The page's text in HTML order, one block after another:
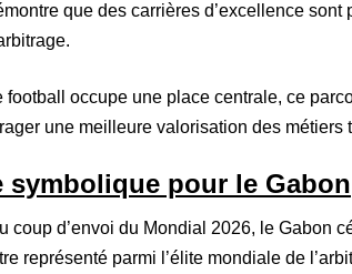
que des carrières d’excellence
football occupe une place centrale, ce
une meilleure valorisation des métiers
symbolique pour le Gabon
coup d’envoi du Mondial 2026, le Gabon
représenté parmi l’élite mondiale de